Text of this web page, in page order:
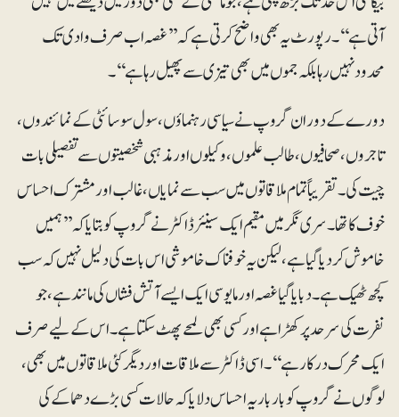
آتی ہے‘‘۔ رپورٹ یہ بھی واضح کرتی ہے کہ ’’غصہ اب صرف وادی تک
محدود نہیں رہا بلکہ جموں میں بھی تیزی سے پھیل رہا ہے‘‘۔
دورے کے دوران گروپ نے سیاسی رہنماؤں، سول سوسائٹی کے نمائندوں،
تاجروں، صحافیوں، طالب علموں، وکیلوں اور مذہبی شخصیتوں سے تفصیلی بات
چیت کی۔ تقریباً تمام ملاقاتوں میں سب سے نمایاں، غالب اور مشترک احساس
خوف کا تھا۔ سری نگر میں مقیم ایک سینئر ڈاکٹر نے گروپ کو بتایا کہ ’’ہمیں
خاموش کر دیا گیا ہے، لیکن یہ خوفناک خاموشی اس بات کی دلیل نہیں کہ سب
کچھ ٹھیک ہے۔ دبایا گیا غصہ اور مایوسی ایک ایسے آتش فشاں کی مانند ہے، جو
نفرت کی سرحد پر کھڑا ہے اور کسی بھی لمحے پھٹ سکتا ہے۔ اس کے لیے صرف
ایک محرک درکار ہے‘‘۔اسی ڈاکٹر سے ملاقات اور دیگر کئی ملاقاتوں میں بھی،
لوگوں نے گروپ کو بار بار یہ احساس دلایا کہ حالات کسی بڑے دھماکے کی